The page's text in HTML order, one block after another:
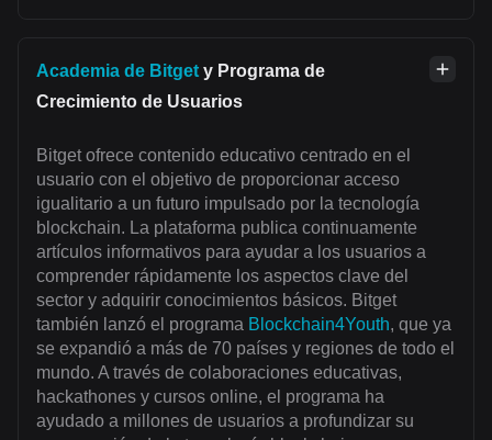
Academia de Bitget y Programa de
Crecimiento de Usuarios
Bitget ofrece contenido educativo centrado en el
usuario con el objetivo de proporcionar acceso
igualitario a un futuro impulsado por la tecnología
blockchain. La plataforma publica continuamente
artículos informativos para ayudar a los usuarios a
comprender rápidamente los aspectos clave del
sector y adquirir conocimientos básicos. Bitget
también lanzó el programa Blockchain4Youth, que ya
se expandió a más de 70 países y regiones de todo el
mundo. A través de colaboraciones educativas,
hackathones y cursos online, el programa ha
ayudado a millones de usuarios a profundizar su